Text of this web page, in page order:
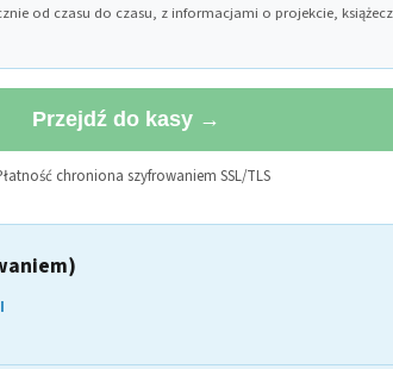
od czasu do czasu, z informacjami o projekcie,
Przejdź do kasy →
chroniona szyfrowaniem SSL/TLS